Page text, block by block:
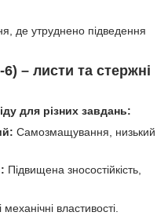
де утруднено підведення
– листи та стержні
для різних завдань:
Самозмащування, низький
Підвищена зносостійкість,
властивості.